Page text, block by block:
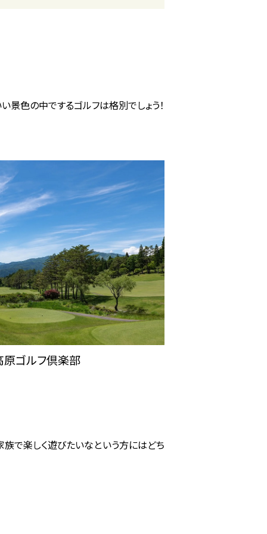
色の中でするゴルフは格別でしょう！
原ゴルフ倶楽部
族で楽しく遊びたいなという方にはどち